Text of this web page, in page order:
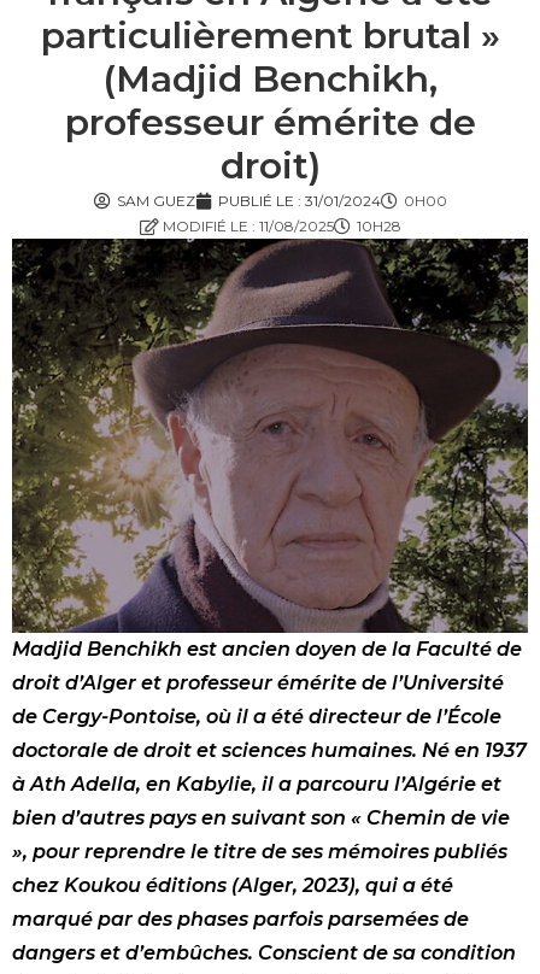
particulièrement brutal »
(Madjid Benchikh,
professeur émérite de
droit)
SAM GUEZ PUBLIÉ LE : 31/01/2024
0H00
MODIFIÉ LE : 11/08/2025
10H28
Madjid Benchikh est ancien doyen de la Faculté de
droit d’Alger et professeur émérite de l’Université
de Cergy-Pontoise, où il a été directeur de l’École
doctorale de droit et sciences humaines. Né en 1937
à Ath Adella, en Kabylie, il a parcouru l’Algérie et
bien d’autres pays en suivant son « Chemin de vie
», pour reprendre le titre de ses mémoires publiés
chez Koukou éditions (Alger, 2023), qui a été
marqué par des phases parfois parsemées de
dangers et d’embûches. Conscient de sa condition